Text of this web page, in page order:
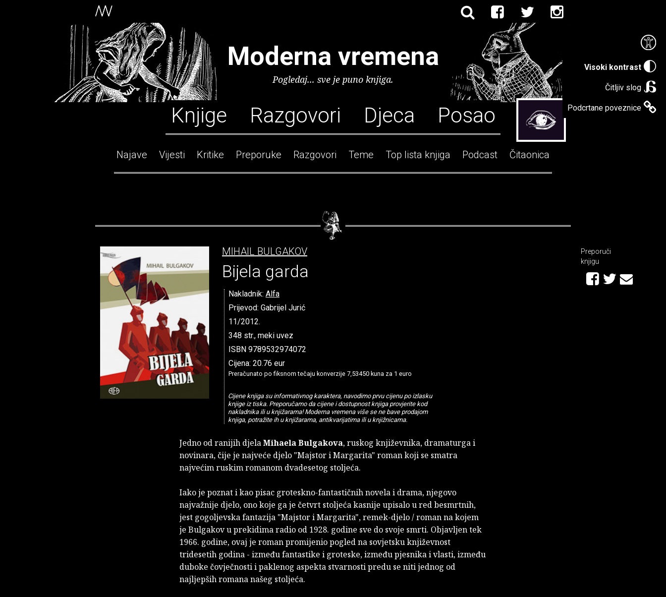
Visoki kontrast
Čitljiv slog
Podcrtane poveznice
Moderna vremena
Pogledaj... sve je puno knjiga.
Knjige Razgovori Djeca Posao
Najave Vijesti Kritike Preporuke Razgovori Teme Top lista knjiga Podcast Čitaonica
MIHAIL BULGAKOV
Bijela garda
Nakladnik: Alfa
Prijevod: Gabrijel Jurić
11/2012.
348 str., meki uvez
ISBN 9789532974072
Cijena: 20.76 eur
Preračunato po fiksnom tečaju konverzije 7,53450 kuna za 1 euro
Cijene knjiga su informativnog karaktera, navodimo prvu cijenu po izlasku
knjige iz tiska. Preporučamo da cijene i dostupnost knjiga provjerite kod
nakladnika ili u knjižarama! Moderna vremena više se ne bave prodajom
knjiga, potražite ih u knjižarama, antikvarijatima ili u knjižnicama.
Jedno od ranijih djelaMihaela Bulgakova, ruskog književnika, dramaturga i
novinara, čije je najveće djelo "Majstor i Margarita" roman koji se smatra
najvećim ruskim romanom dvadesetog stoljeća.
Iako je poznat i kao pisac groteskno-fantastičnih novela i drama, njegovo
najvažnije djelo, ono koje ga je četvrt stoljeća kasnije upisalo u red besmrtnih,
jest gogoljevska fantazija "Majstor i Margarita", remek-djelo / roman na kojem
je Bulgakov u prekidima radio od 1928. godine sve do svoje smrti. Objavljen tek
1966. godine, ovaj je roman promijenio pogled na sovjetsku književnost
tridesetih godina - između fantastike i groteske, između pjesnika i vlasti, između
duboke čovječnosti i paklenog aspekta stvarnosti predu se niti jednog od
najljepših romana našeg stoljeća.
Preporuči
knjigu